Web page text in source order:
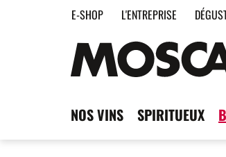
E-SHOP L'ENTREPRISE
NOS VINS SPIRITUEUX